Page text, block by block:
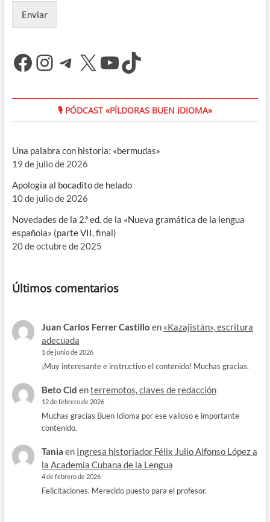
Enviar
Facebook
Instagram
Telegram
X YouTube
TikTok
🎙 PÓDCAST «PÍLDORAS BUEN IDIOMA»
Una palabra con historia: «bermudas»
19 de julio de 2026
Apología al bocadito de helado
10 de julio de 2026
Novedades de la 2.ª ed. de la «Nueva gramática de la lengua
española» (parte VII, final)
20 de octubre de 2025
Últimos comentarios
Juan Carlos Ferrer Castillo en «Kazajistán», escritura
adecuada
1 de junio de 2026
¡Muy interesante e instructivo el contenido! Muchas gracias.
Beto Cid enterremotos, claves de redacción
12 de febrero de 2026
Muchas gracias Buen Idioma por ese valioso e importante
contenido.
Tania en Ingresa historiador Félix Julio Alfonso López a
la Academia Cubana de la Lengua
4 de febrero de 2026
Felicitaciones. Merecido puesto para el profesor.